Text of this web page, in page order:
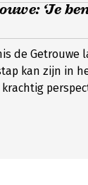
‘Je
de Getrouwe
kan zijn in